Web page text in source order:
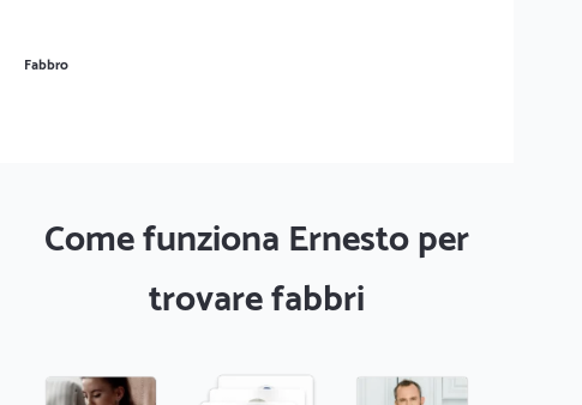
Fabbro
Come funziona Ernesto per
trovare fabbri